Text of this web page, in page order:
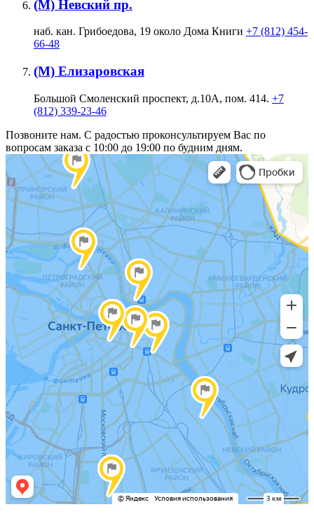
(М) Невский пр.
наб. кан. Грибоедова, 19 около Дома Книги +7 (812) 454-
66-48
(М) Елизаровская
Большой Смоленский проспект, д.10А, пом. 414. +7
(812) 339-23-46
Позвоните нам. С радостью проконсультируем Вас по
вопросам заказа с 10:00 до 19:00 по будним дням.